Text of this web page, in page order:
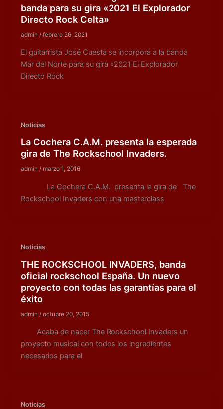
banda para su gira «2021 El Explorador
Directo Rock Celta»
admin / febrero 26, 2021
El guitarrista José Cuesta se incorpora a la banda
Mar del Norte para su gira «2021 El Explorador
Directo Rock
Noticias
La Cochera C.A.M. presenta la esperada
gira de The Rockschool Invaders.
admin / marzo 1, 2016
La Cochera C.A.M. presenta la gira de The
Rockschool Invaders con una masterclass
Noticias
THE ROCKSCHOOL INVADERS, banda
oficial rockschool España. Un nuevo
proyecto con todas las garantías para el
éxito
admin / octubre 20, 2015
Acaba de nacer The Rockschool Invaders un
proyecto musical con todos los ingredientes
necesarios para el
Noticias